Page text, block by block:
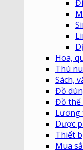
Hoa,
Thú
Sách,
Đồ
Đồ thể
Lương
Dược
Thiết
Mua